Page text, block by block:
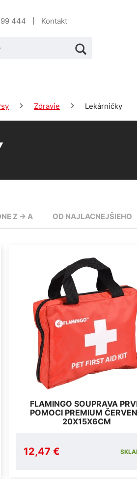
444 Kontakt
Zdravie Lekárničky
Z -> A OD NAJLACNEJŠIEHO
FLAMINGO SOUPRAVA
POMOCI PREMIUM
20X15X6CM
12,47 €